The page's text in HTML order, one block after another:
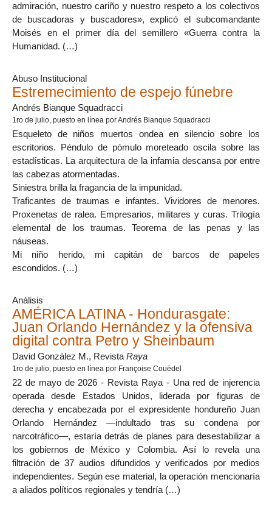
admiración, nuestro cariño y nuestro respeto a los colectivos
de buscadoras y buscadores», explicó el subcomandante
Moisés en el primer día del semillero «Guerra contra la
Humanidad. (…)
Abuso Institucional
Estremecimiento de espejo fúnebre
Andrés Bianque Squadracci
1ro de julio, puesto en línea por Andrés Bianque Squadracci
Esqueleto de niños muertos ondea en silencio sobre los
escritorios. Péndulo de pómulo moreteado oscila sobre las
estadísticas. La arquitectura de la infamia descansa por entre
las cabezas atormentadas.
Siniestra brilla la fragancia de la impunidad.
Traficantes de traumas e infantes. Vividores de menores.
Proxenetas de ralea. Empresarios, militares y curas. Trilogía
elemental de los traumas. Teorema de las penas y las
náuseas.
Mi niño herido, mi capitán de barcos de papeles
escondidos. (…)
Análisis
AMÉRICA LATINA - Hondurasgate:
Juan Orlando Hernández y la ofensiva
digital contra Petro y Sheinbaum
David González M., Revista Raya
1ro de julio, puesto en línea por Françoise Couëdel
22 de mayo de 2026 - Revista Raya - Una red de injerencia
operada desde Estados Unidos, liderada por figuras de
derecha y encabezada por el expresidente hondureño Juan
Orlando Hernández —indultado tras su condena por
narcotráfico—, estaría detrás de planes para desestabilizar a
los gobiernos de México y Colombia. Así lo revela una
filtración de 37 audios difundidos y verificados por medios
independientes. Según ese material, la operación mencionaría
a aliados políticos regionales y tendría (…)